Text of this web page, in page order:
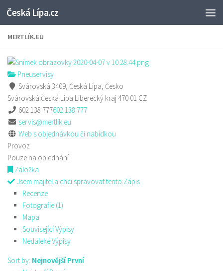
Skip to content
Česká Lípa.cz
MERTLÍK.EU
Pneuservisy
Svárovská 3409, Česká Lípa, Česko
Svárovská Česká Lípa Liberecký kraj470 01 CZ
602 138 777602 138 777
servis@mertlik.eu
Web s objednávkou či nabídkou
Provoz
Pouze na objednání
Záložka
Jsem majitel a chci spravovat tento Zápis
Recenze
Fotografie (1)
Mapa
Související Výpisy
Nedaleké Výpisy
Sort by: Nejnovější První